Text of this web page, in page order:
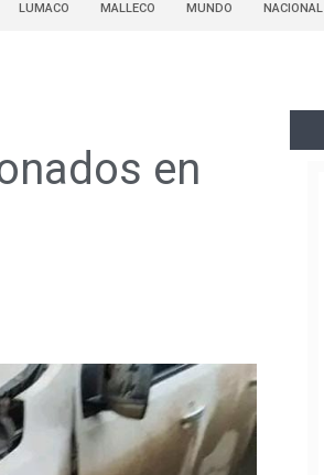
LUMACO MALLECO MUNDO NACIONAL
en